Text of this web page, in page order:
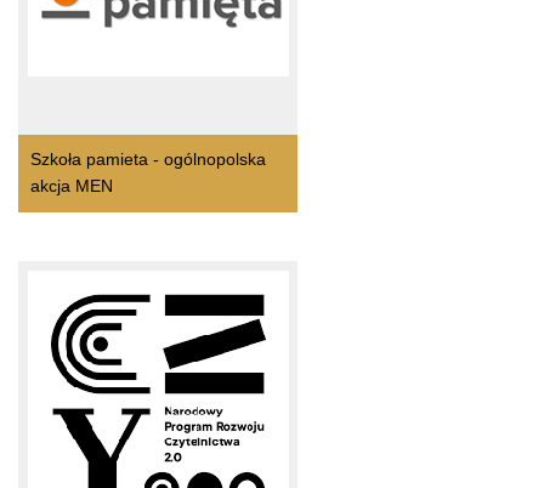
Szkoła pamieta - ogólnopolska
akcja MEN